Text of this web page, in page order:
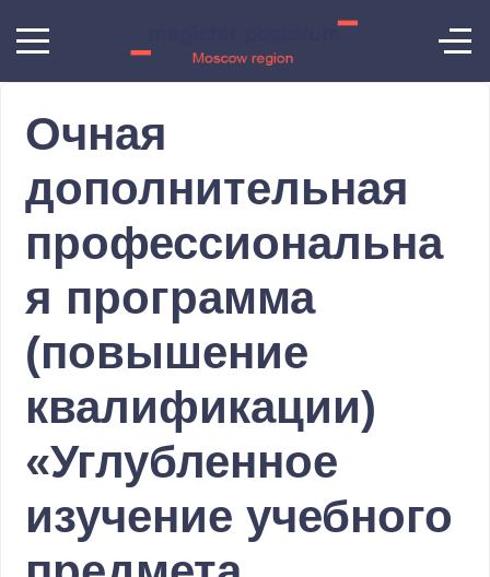
Очная
дополнительная
профессиональна
я программа
(повышение
квалификации)
«Углубленное
изучение учебного